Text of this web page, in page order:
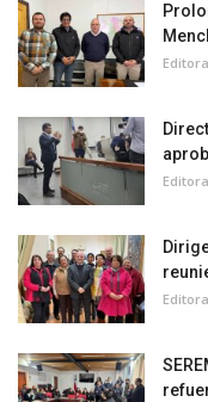
Editora
Editora
Editora